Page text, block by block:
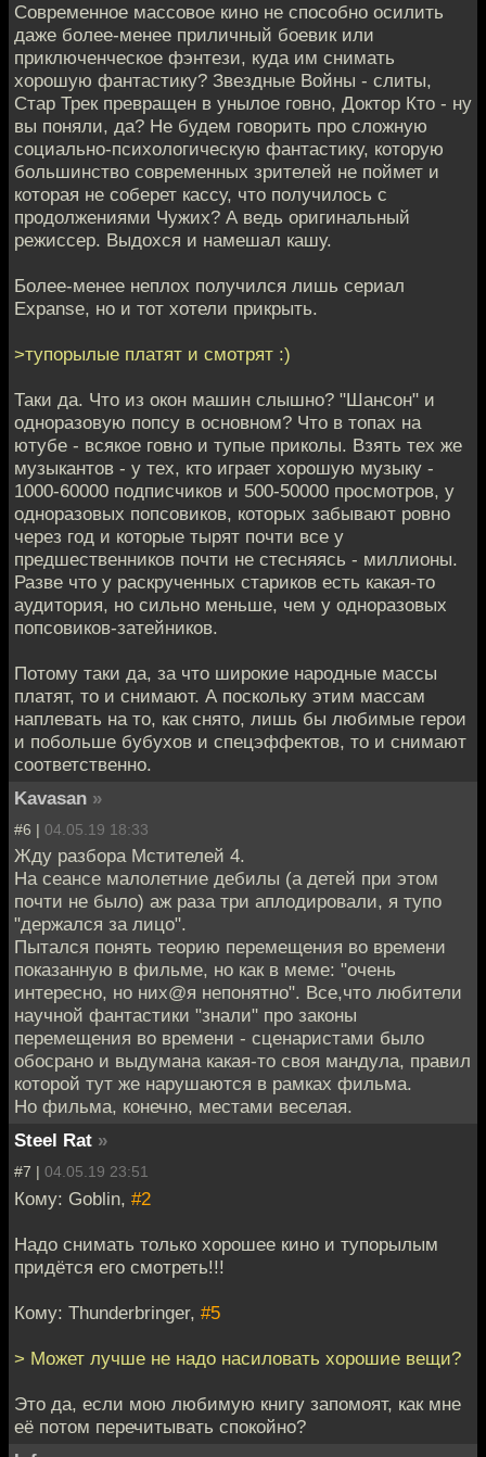
Современное массовое кино не способно осилить
даже более-менее приличный боевик или
приключенческое фэнтези, куда им снимать
хорошую фантастику? Звездные Войны - слиты,
Стар Трек превращен в унылое говно, Доктор Кто - ну
вы поняли, да? Не будем говорить про сложную
социально-психологическую фантастику, которую
большинство современных зрителей не поймет и
которая не соберет кассу, что получилось с
продолжениями Чужих? А ведь оригинальный
режиссер. Выдохся и намешал кашу.
Более-менее неплох получился лишь сериал
Expanse, но и тот хотели прикрыть.
>тупорылые платят и смотрят :)
Таки да. Что из окон машин слышно? "Шансон" и
одноразовую попсу в основном? Что в топах на
ютубе - всякое говно и тупые приколы. Взять тех же
музыкантов - у тех, кто играет хорошую музыку -
1000-60000 подписчиков и 500-50000 просмотров, у
одноразовых попсовиков, которых забывают ровно
через год и которые тырят почти все у
предшественников почти не стесняясь - миллионы.
Разве что у раскрученных стариков есть какая-то
аудитория, но сильно меньше, чем у одноразовых
попсовиков-затейников.
Потому таки да, за что широкие народные массы
платят, то и снимают. А поскольку этим массам
наплевать на то, как снято, лишь бы любимые герои
и побольше бубухов и спецэффектов, то и снимают
соответственно.
Kavasan »
#6 | 04.05.19 18:33
Жду разбора Мстителей 4.
На сеансе малолетние дебилы (а детей при этом
почти не было) аж раза три аплодировали, я тупо
"держался за лицо".
Пытался понять теорию перемещения во времени
показанную в фильме, но как в меме: "очень
интересно, но них@я непонятно". Все,что любители
научной фантастики "знали" про законы
перемещения во времени - сценаристами было
обосрано и выдумана какая-то своя мандула, правил
которой тут же нарушаются в рамках фильма.
Но фильма, конечно, местами веселая.
Steel Rat »
#7 | 04.05.19 23:51
Кому: Goblin, #2
Надо снимать только хорошее кино и тупорылым
придётся его смотреть!!!
Кому: Thunderbringer, #5
> Может лучше не надо насиловать хорошие вещи?
Это да, если мою любимую книгу запомоят, как мне
её потом перечитывать спокойно?